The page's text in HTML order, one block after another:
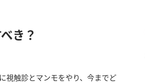
き？
視触診とマンモをやり、今までど